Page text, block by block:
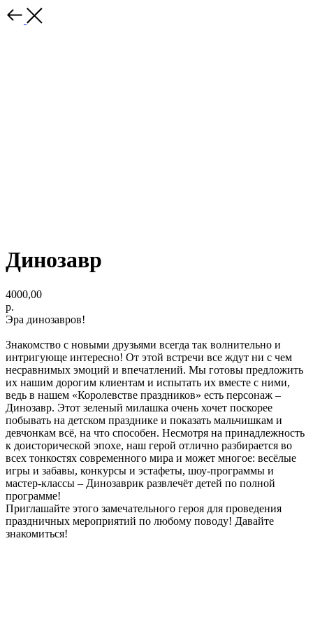
Динозавр
4000,00
р.
Эра динозавров!
Знакомство с новыми друзьями всегда так волнительно и
интригующе интересно! От этой встречи все ждут ни с чем
несравнимых эмоций и впечатлений. Мы готовы предложить
их нашим дорогим клиентам и испытать их вместе с ними,
ведь в нашем «Королевстве праздников» есть персонаж –
Динозавр. Этот зеленый милашка очень хочет поскорее
побывать на детском празднике и показать мальчишкам и
девчонкам всё, на что способен. Несмотря на принадлежность
к доисторической эпохе, наш герой отлично разбирается во
всех тонкостях современного мира и может многое: весёлые
игры и забавы, конкурсы и эстафеты, шоу-программы и
мастер-классы – Динозаврик развлечёт детей по полной
программе!
Приглашайте этого замечательного героя для проведения
праздничных мероприятий по любому поводу! Давайте
знакомиться!